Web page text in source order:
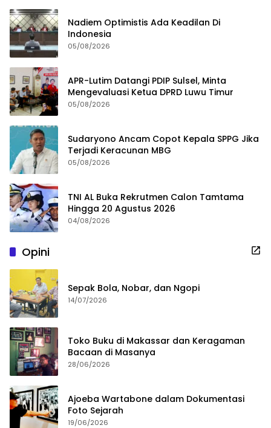
Nadiem Optimistis Ada Keadilan Di
Indonesia
05/08/2026
APR-Lutim Datangi PDIP Sulsel, Minta
Mengevaluasi Ketua DPRD Luwu Timur
05/08/2026
Sudaryono Ancam Copot Kepala SPPG Jika
Terjadi Keracunan MBG
05/08/2026
TNI AL Buka Rekrutmen Calon Tamtama
Hingga 20 Agustus 2026
04/08/2026
Opini
Sepak Bola, Nobar, dan Ngopi
14/07/2026
Toko Buku di Makassar dan Keragaman
Bacaan di Masanya
28/06/2026
Ajoeba Wartabone dalam Dokumentasi
Foto Sejarah
19/06/2026